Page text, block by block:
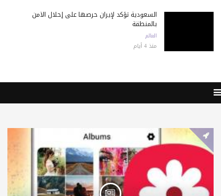
السعودية تؤكد لإيران حرصها على إحلال الأمن
بالمنطقة
العالم
منذ 4 أيام